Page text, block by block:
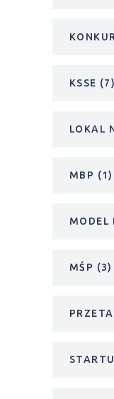
KSSE (7)
LOKAL
MBP (1)
MODEL
MŚP (3)